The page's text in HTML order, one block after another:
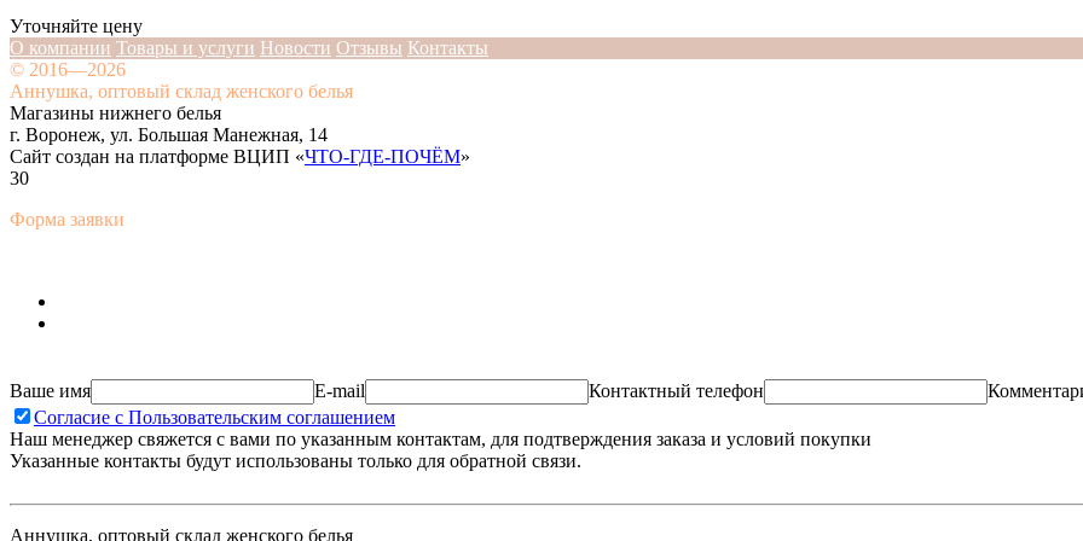
Уточняйте цену
О компании Товары и услуги Новости Отзывы Контакты
© 2016—2026
Аннушка, оптовый склад женского белья
Магазины нижнего белья
г. Воронеж, ул. Большая Манежная, 14
Сайт создан на платформе ВЦИП «ЧТО-ГДЕ-ПОЧЁМ»
30
Форма заявки
Ваше имя E-mail Контактный телефон
Согласие с Пользовательским соглашением
Наш менеджер свяжется с вами по указанным контактам, для подтверждения заказа и условий покупки
Указанные контакты будут использованы только для обратной связи.
Аннушка, оптовый склад женского белья